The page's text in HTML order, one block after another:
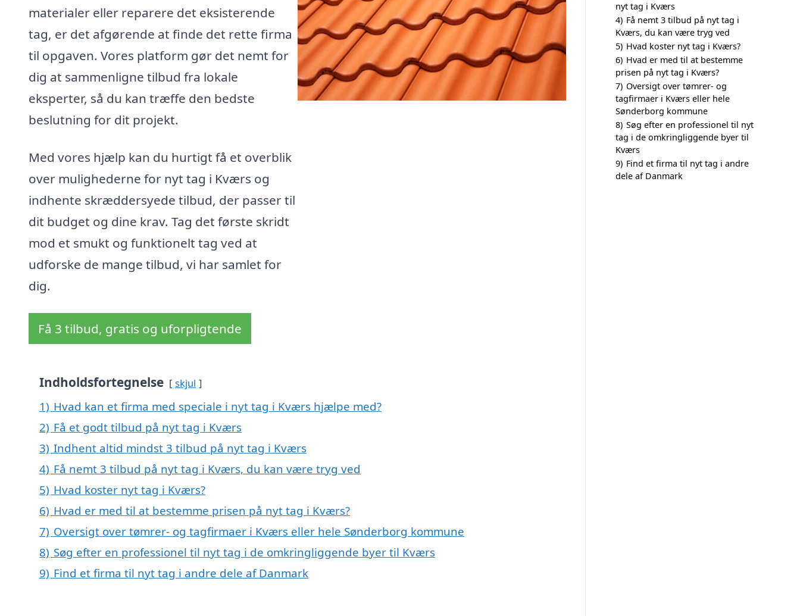
materialer eller reparere det eksisterende
tag, er det afgørende at finde det rette firma
til opgaven. Vores platform gør det nemt for
dig at sammenligne tilbud fra lokale
eksperter, så du kan træffe den bedste
beslutning for dit projekt.
Med vores hjælp kan du hurtigt få et overblik
over mulighederne for nyt tag i Kværs og
indhente skræddersyede tilbud, der passer til
dit budget og dine krav. Tag det første skridt
mod et smukt og funktionelt tag ved at
udforske de mange tilbud, vi har samlet for
dig.
Få 3 tilbud, gratis og uforpligtende
Indholdsfortegnelse skjul
1) Hvad kan et firma med speciale i nyt tag i Kværs hjælpe med?
2) Få et godt tilbud på nyt tag i Kværs
3) Indhent altid mindst 3 tilbud på nyt tag i Kværs
4) Få nemt 3 tilbud på nyt tag i Kværs, du kan være tryg ved
5) Hvad koster nyt tag i Kværs?
6) Hvad er med til at bestemme prisen på nyt tag i Kværs?
7) Oversigt over tømrer- og tagfirmaer i Kværs eller hele Sønderborg kommune
8) Søg efter en professionel til nyt tag i de omkringliggende byer til Kværs
9) Find et firma til nyt tag i andre dele af Danmark
nyt tag i Kværs
4) Få nemt 3 tilbud på nyt tag i
Kværs, du kan være tryg ved
5) Hvad koster nyt tag i Kværs?
6) Hvad er med til at bestemme
prisen på nyt tag i Kværs?
7) Oversigt over tømrer- og
tagfirmaer i Kværs eller hele
Sønderborg kommune
8) Søg efter en professionel til nyt
tag i de omkringliggende byer til
Kværs
9) Find et firma til nyt tag i andre
dele af Danmark